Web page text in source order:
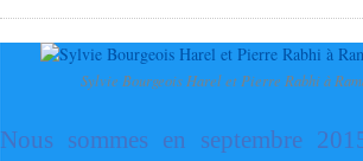
Sylvie Bourgeois Harel et Pierre Rabhi à
Nous sommes en septembre